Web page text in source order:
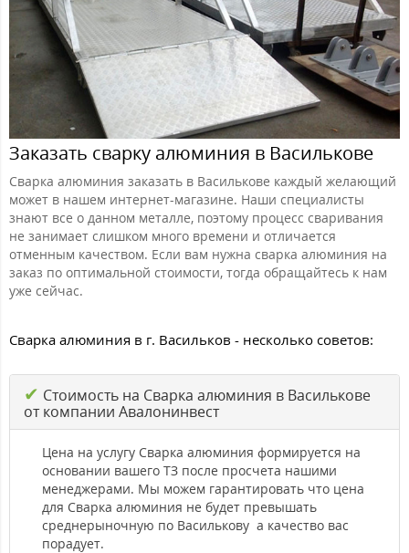
Заказать сварку алюминия в Василькове
Сварка алюминия заказать в Василькове каждый желающий
может в нашем интернет-магазине. Наши специалисты
знают все о данном металле, поэтому процесс сваривания
не занимает слишком много времени и отличается
отменным качеством. Если вам нужна сварка алюминия на
заказ по оптимальной стоимости, тогда обращайтесь к нам
уже сейчас.
Сварка алюминия в г. Васильков - несколько советов:
✔ Стоимость на Сварка алюминия в Василькове
от компании Авалонинвест
Цена на услугу Сварка алюминия формируется на
основании вашего ТЗ после просчета нашими
менеджерами. Мы можем гарантировать что цена
для Сварка алюминия не будет превышать
среднерыночную по Василькову а качество вас
порадует.